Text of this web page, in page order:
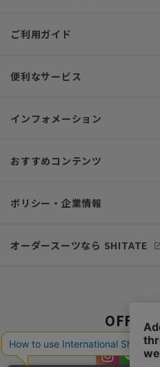
ご利用ガイド
便利なサービス
インフォメーション
おすすめコンテンツ
ポリシー・企業情報
オーダースーツなら SHITATE